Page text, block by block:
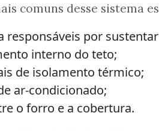
comuns desse sistema
responsáveis por
interno do teto;
de isolamento térmico;
ar-condicionado;
o forro e a cobertura.